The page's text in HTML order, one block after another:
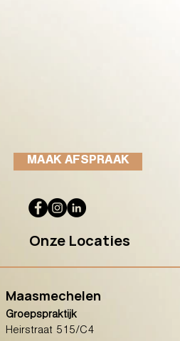
MAAK AFSPRAAK
Onze Locaties
Maasmechelen
Groepspraktijk
Heirstraat 515/C4